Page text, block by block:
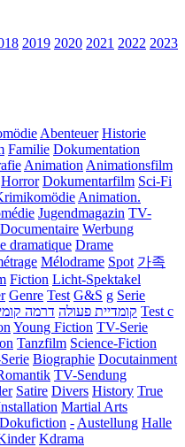
2019 2020 2021 2022 2023
Abenteuer Historie
Familie Dokumentation
Animation Animationsfilm
Horror Dokumentarfilm Sci-Fi
Animation.
Jugendmagazin TV-
Documentaire Werbung
dramatique Drame
Mélodrame Spot 가족
Fiction Licht-Spektakel
Genre Test G&S g Serie
קומדיית פעולה דרמה
Test c
Young Fiction TV-Serie
Tanzfilm Science-Fiction
Biographie Docutainment
TV-Sendung
Satire Divers History True
Martial Arts
Dokufiction - Austellung Halle
Kdrama